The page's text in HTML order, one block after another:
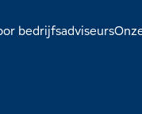
bedrijfsadviseurs